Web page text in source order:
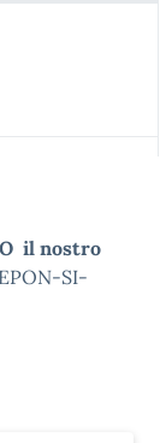
il nostro
SI-